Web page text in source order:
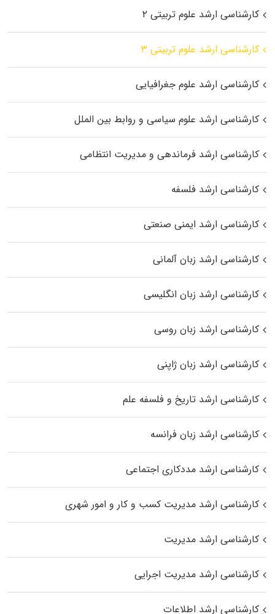
کارشناسی ارشد علوم تربیتی ۲
کارشناسی ارشد علوم تربیتی ۳
کارشناسی ارشد علوم جغرافیایی
کارشناسی ارشد علوم سیاسی و روابط بین الملل
کارشناسی ارشد فرماندهی و مدیریت انتظامی
کارشناسی ارشد فلسفه
کارشناسی ارشد ایمنی صنعتی
کارشناسی ارشد زبان آلمانی
کارشناسی ارشد زبان انگلیسی
کارشناسی ارشد زبان روسی
کارشناسی ارشد زبان ژاپنی
کارشناسی ارشد تاریخ و فلسفه علم
کارشناسی ارشد زبان فرانسه
کارشناسی ارشد مددکاری اجتماعی
کارشناسی ارشد مدیریت کسب و کار و امور شهری
کارشناسی ارشد مدیریت
کارشناسی ارشد مدیریت اجرایی
کارشناسی ارشد اطلاعات